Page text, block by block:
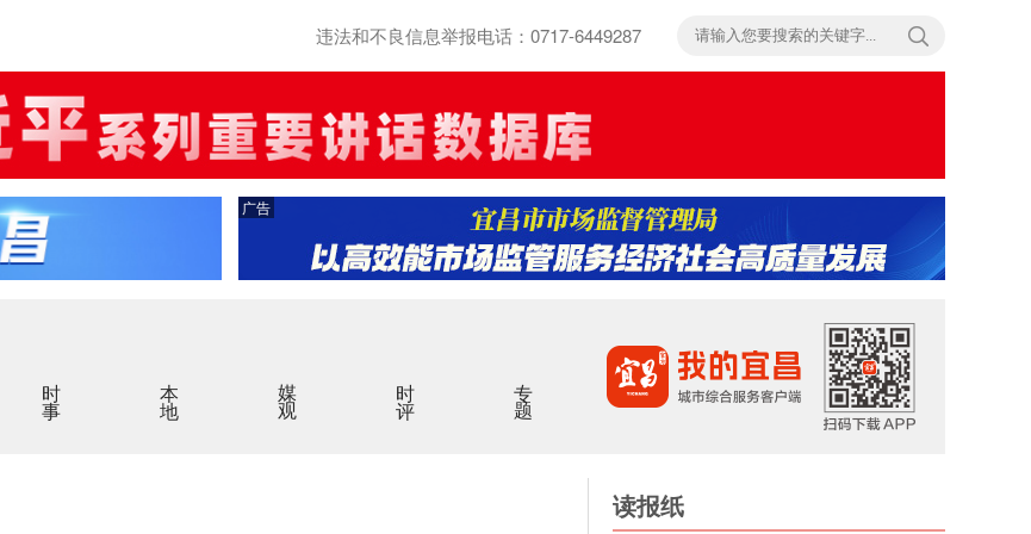
违法和不良信息举报电话：0717-6449287
广告
时事 本地 媒观 时评 专题
读报纸